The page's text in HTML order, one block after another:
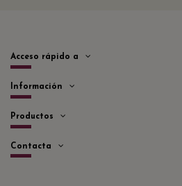
Acceso rápido a
Información
Productos
Contacta